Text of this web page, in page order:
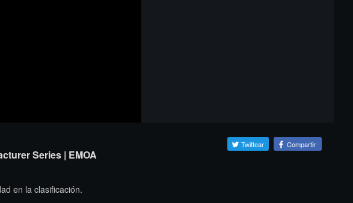
Series | EMOA
en la clasificación.
Twittear Compartir